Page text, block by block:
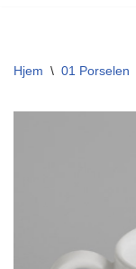
Hjem \ 01 Porselen